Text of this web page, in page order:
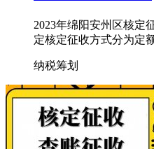
2023年绵阳安州区核定
定核定征收方式分为定
纳税筹划